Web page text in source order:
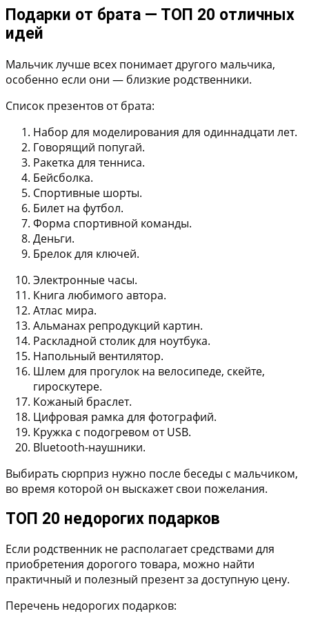
Подарки от брата — ТОП 20 отличных
идей
Мальчик лучше всех понимает другого мальчика,
особенно если они — близкие родственники.
Список презентов от брата:
Набор для моделирования для одиннадцати лет.
Говорящий попугай.
Ракетка для тенниса.
Бейсболка.
Спортивные шорты.
Билет на футбол.
Форма спортивной команды.
Деньги.
Брелок для ключей.
Электронные часы.
Книга любимого автора.
Атлас мира.
Альманах репродукций картин.
Раскладной столик для ноутбука.
Напольный вентилятор.
Шлем для прогулок на велосипеде, скейте,
гироскутере.
Кожаный браслет.
Цифровая рамка для фотографий.
Кружка с подогревом от USB.
Bluetooth-наушники.
Выбирать сюрприз нужно после беседы с мальчиком,
во время которой он выскажет свои пожелания.
ТОП 20 недорогих подарков
Если родственник не располагает средствами для
приобретения дорогого товара, можно найти
практичный и полезный презент за доступную цену.
Перечень недорогих подарков: